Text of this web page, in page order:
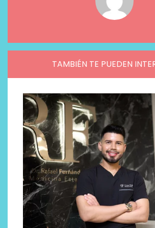
TAMBIÉN TE PUEDEN